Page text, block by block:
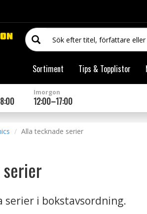
Sortiment Tips & Topplistor
Imorgon
12:00–17:00
Alla tecknade serier
serier i bokstavsordning.